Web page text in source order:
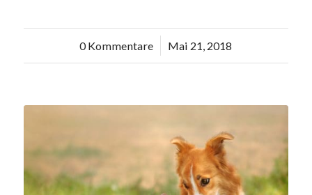
0 Kommentare
/ Mai 21, 2018